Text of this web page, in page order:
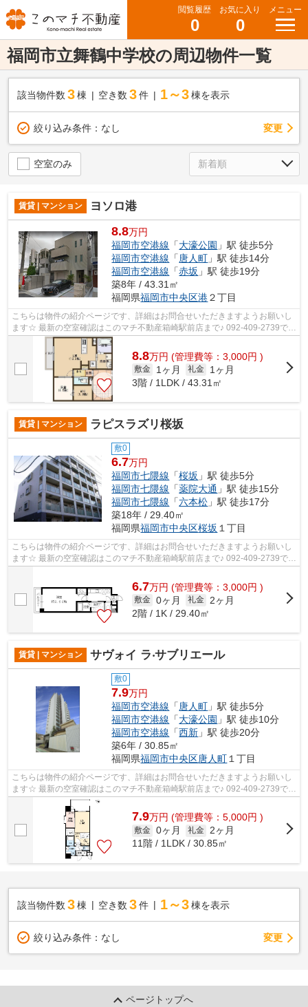
閲覧履歴
0
お気に入り
0
メニュー
福岡市立舞鶴中学校の周辺物件一覧
該当物件数 3棟 空き数 3 件 1～3 棟を表示
絞り込み条件： なし 変更
空室のみ
賃貸 | マンション ヨソロ港
8.8万円
福岡市空港線 「大濠公園 」駅 徒歩5分
福岡市空港線 「唐人町 」駅 徒歩14分
福岡市空港線 「赤坂 」駅 徒歩19分
築8年 / 43.31㎡
福岡県福岡市中央区港２丁目
こちらは物件の紹介ページです、詳細はお問合せいただきますようお願いし
ます☆ 最新の空室確認はこのマチ不動産箱崎駅前店まで♪ 092-409-2739で
す！迅速に対応致します！！！！！♪
8.8万円 (管理費等：3,000円 )
敷金 1ヶ月 礼金
1ヶ月
3階 / 1LDK / 43.31㎡
賃貸 | マンション ラピスラズリ桜坂
敷0
6.7万円
福岡市七隈線 「桜坂 」駅 徒歩5分
福岡市七隈線 「薬院大通 」駅 徒歩15分
福岡市七隈線 「六本松 」駅 徒歩17分
築18年 / 29.40㎡
福岡県福岡市中央区桜坂 １丁目
こちらは物件の紹介ページです、詳細はお問合せいただきますようお願いし
ます☆ 最新の空室確認はこのマチ不動産箱崎駅前店まで♪ 092-409-2739で
6.7万円 (管理費等：3,000円 )
敷金 0ヶ月 礼金
2ヶ月
2階 / 1K / 29.40㎡
賃貸 | マンション サヴォイ ラ‧サブリエール
敷0
7.9万円
福岡市空港線 「 唐人町 」駅 徒歩5分
福岡市空港線 「大濠公園 」駅 徒歩10分
福岡市空港線 「西新 」駅 徒歩20分
築6年 / 30.85㎡
福岡県福岡市中央区唐人町 １丁目
こちらは物件の紹介ページです、詳細はお問合せいただきますようお願いし
ます☆ 最新の空室確認はこのマチ不動産箱崎駅前店まで♪ 092-409-2739で
す！迅速に対応致します！！！！！♪
7.9万円 (管理費等：5,000円 )
敷金 0ヶ月 礼金 2ヶ月
11階 / 1LDK / 30.85㎡
該当物件数 3棟 空き数 3 件 1～3 棟を表示
絞り込み条件： なし 変更
ページトップへ